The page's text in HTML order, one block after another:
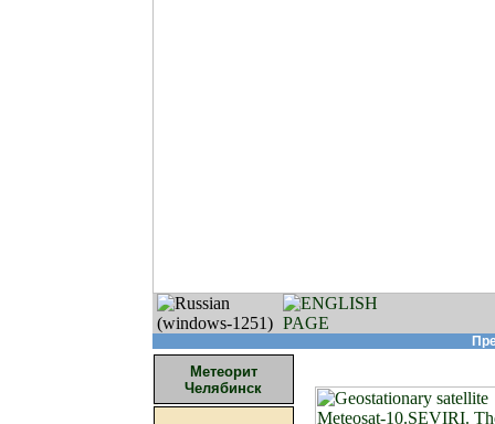
Метеорит
Челябинск